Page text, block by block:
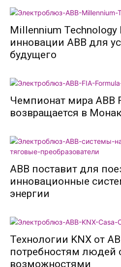
Millennium Technology
инновации ABB для
будущего
Чемпионат мира ABB
возвращается в
ABB поставит для
инновационные
энергии
Технологии KNX от
потребностям людей
возможностями